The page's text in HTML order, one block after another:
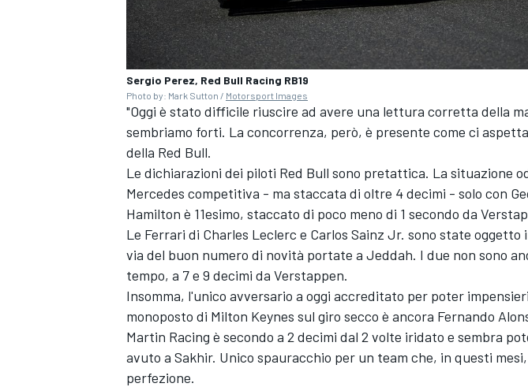
ENDURANCE/GT
Sergio Perez, Red Bull Racing RB19
Photo by: Mark Sutton / Motorsport Images
"Oggi è stato difficile riuscire ad avere una lettura corretta della
sembriamo forti. La concorrenza, però, è presente come ci
della Red Bull.
Le dichiarazioni dei piloti Red Bull sono pretattica. La situazione
Mercedes competitiva - ma staccata di oltre 4 decimi - solo con
Hamilton è 11esimo, staccato di poco meno di 1 secondo da
Le Ferrari di Charles Leclerc e Carlos Sainz Jr. sono state oggetto
via del buon numero di novità portate a Jeddah. I due non sono
tempo, a 7 e 9 decimi da Verstappen.
Insomma, l'unico avversario a oggi accreditato per poter
monoposto di Milton Keynes sul giro secco è ancora Fernando
Martin Racing è secondo a 2 decimi dal 2 volte iridato e sembra
avuto a Sakhir. Unico spauracchio per un team che, in questi
perfezione.